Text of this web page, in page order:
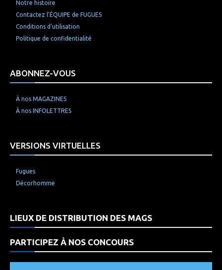
Notre histoire
Contactez l’ÉQUIPE de FUGUES
Conditions d’utilisation
Politique de confidentialité
ABONNEZ-VOUS
À nos MAGAZINES
À nos INFOLETTRES
VERSIONS VIRTUELLES
Fugues
Décorhomme
LIEUX DE DISTRIBUTION DES MAGS
PARTICIPEZ À NOS CONCOURS